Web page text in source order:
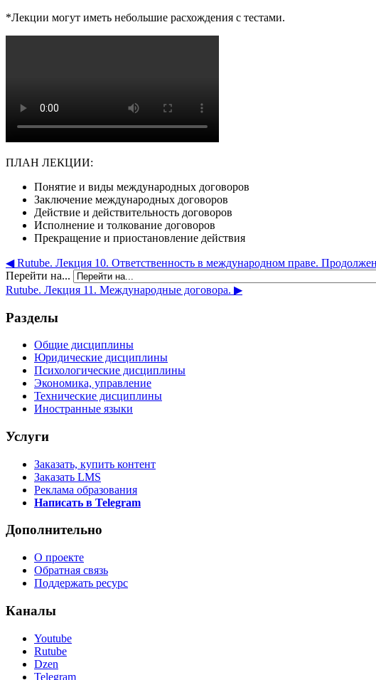
*Лекции могут иметь небольшие расхождения с тестами.
ПЛАН ЛЕКЦИИ:
Понятие и виды международных договоров
Заключение международных договоров
Действие и действительность договоров
Исполнение и толкование договоров
Прекращение и приостановление действия
◀︎ Rutube. Лекция 10. Ответственность в международном праве.
Перейти на...
Rutube. Лекция 11. Международные договора. ▶︎
Разделы
Общие дисциплины
Юридические дисциплины
Психологические дисциплины
Экономика, управление
Технические дисциплины
Иностранные языки
Услуги
Заказать, купить контент
Заказать LMS
Реклама образования
Написать в Telegram
Дополнительно
О проекте
Обратная связь
Поддержать ресурс
Каналы
Youtube
Rutube
Dzen
Telegram